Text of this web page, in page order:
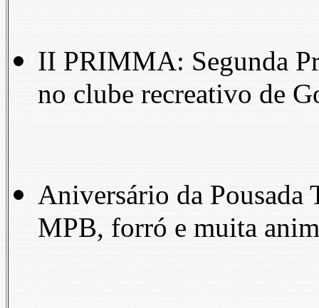
II PRIMMA: Segunda
no clube recreativo de
Aniversário da Pousada
MPB, forró e muita